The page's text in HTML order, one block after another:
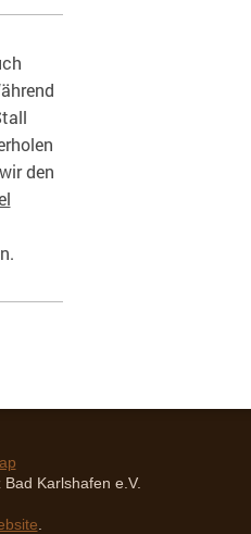
den
Karlshafen e.V.